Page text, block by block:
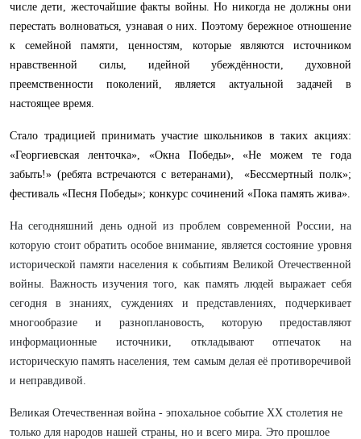
числе дети, жесточайшие факты войны. Но никогда не должны они
перестать волноваться, узнавая о них. Поэтому бережное отношение
к семейной памяти, ценностям, которые являются источником
нравственной силы, идейной убеждённости, духовной
преемственности поколений, является актуальной задачей в
настоящее время.
Стало традицией принимать участие школьников в таких акциях:
«Георгиевская ленточка», «Окна Победы», «Не можем те года
забыть!» (ребята встречаются с ветеранами), «Бессмертный полк»;
фестиваль «Песня Победы»; конкурс сочинений «Пока память жива».
На сегодняшний день одной из проблем современной России, на
которую стоит обратить особое внимание, является состояние уровня
исторической памяти населения к событиям Великой Отечественной
войны. Важность изучения того, как память людей выражает себя
сегодня в знаниях, суждениях и представлениях, подчеркивает
многообразие и разноплановость, которую предоставляют
информационные источники, откладывают отпечаток на
историческую память населения, тем самым делая её противоречивой
и неправдивой.
Великая Отечественная война - эпохальное событие XX столетия не
только для народов нашей страны, но и всего мира. Это прошлое